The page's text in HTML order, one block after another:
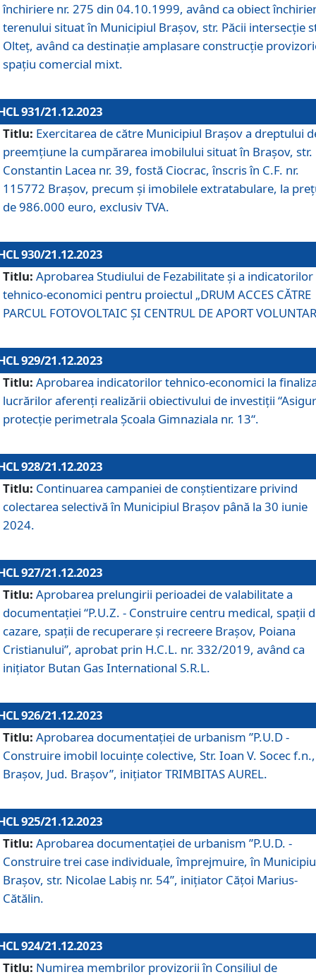
închiriere nr. 275 din 04.10.1999, având ca obiect
terenului situat în Municipiul Brașov, str. Păcii intersecție
Olteț, având ca destinație amplasare construcție
spațiu comercial mixt.
931/21.12.2023
Titlu: Exercitarea de către Municipiul Brașov a dreptului
preemțiune la cumpărarea imobilului situat în Brașov, str.
Constantin Lacea nr. 39, fostă Ciocrac, înscris în C.F. nr.
115772 Brașov, precum și imobilele extratabulare, la
de 986.000 euro, exclusiv TVA.
930/21.12.2023
Titlu: Aprobarea Studiului de Fezabilitate și a indicatorilor
tehnico-economici pentru proiectul „DRUM ACCES CĂTRE
PARCUL FOTOVOLTAIC ȘI CENTRUL DE APORT
929/21.12.2023
Titlu: Aprobarea indicatorilor tehnico-economici la
lucrărilor aferenți realizării obiectivului de investiții
protecție perimetrala Școala Gimnaziala nr. 13“.
928/21.12.2023
Titlu: Continuarea campaniei de conștientizare privind
colectarea selectivă în Municipiul Braşov până la 30 iunie
2024.
927/21.12.2023
Titlu: Aprobarea prelungirii perioadei de valabilitate a
documentaţiei “P.U.Z. - Construire centru medical, spații
cazare, spații de recuperare și recreere Brașov, Poiana
Cristianului”, aprobat prin H.C.L. nr. 332/2019, având ca
inițiator Butan Gas International S.R.L.
926/21.12.2023
Titlu: Aprobarea documentaţiei de urbanism ”P.U.D -
Construire imobil locuințe colective, Str. Ioan V. Socec f.n.,
Brașov, Jud. Brașov”, inițiator TRIMBITAS AUREL.
925/21.12.2023
Titlu: Aprobarea documentaţiei de urbanism ”P.U.D. -
Construire trei case individuale, împrejmuire, în
Brașov, str. Nicolae Labiș nr. 54”, inițiator Cățoi Marius-
Cătălin.
924/21.12.2023
Titlu: Numirea membrilor provizorii în Consiliul de